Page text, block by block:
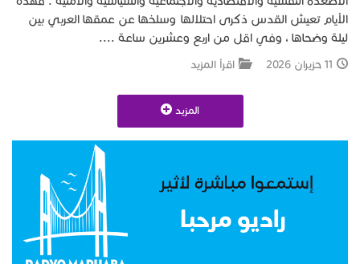
الأيام تعيش القدس ذكرى احتلالها وسلخها عن عمقها العربي بين
ليلة وضحاها ، وفي اقل من اربع وعشرين ساعة ....
11 حزيران 2026 اقرأ المزيد
المزيد